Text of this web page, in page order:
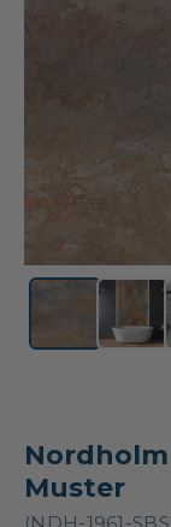
Muster